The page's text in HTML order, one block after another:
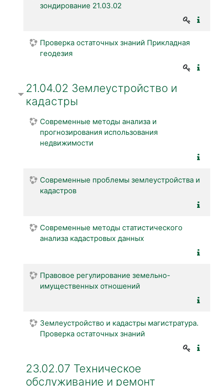
зондирование 21.03.02
Проверка остаточных знаний Прикладная
геодезия
21.04.02 Землеустройство и
кадастры
Современные методы анализа и
прогнозирования использования
недвижимости
Современные проблемы землеустройства и
кадастров
Современные методы статистического
анализа кадастровых данных
Правовое регулирование земельно-
имущественных отношений
Землеустройство и кадастры магистратура.
Проверка остаточных знаний
23.02.07 Техническое
обслуживание и ремонт